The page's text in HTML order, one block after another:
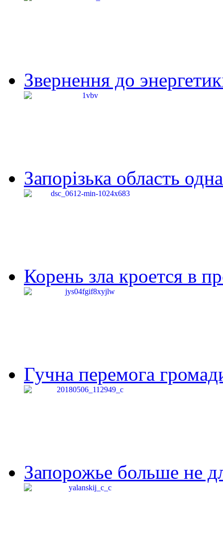
Звернення до
Запорізька область
Корень зла кроется в
Гучна перемога
Запорожье больше не